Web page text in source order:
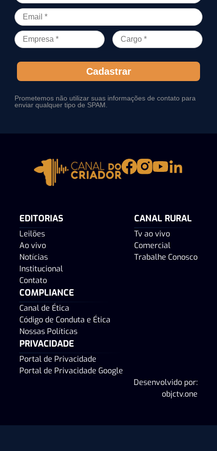
Cadastrar
Prometemos não utilizar suas informações de contato para
enviar qualquer tipo de SPAM.
EDITORIAS
Leilões
Ao vivo
Notícias
Institucional
Contato
CANAL RURAL
Tv ao vivo
Comercial
Trabalhe Conosco
COMPLIANCE
Canal de Ética
Código de Conduta e Ética
Nossas Políticas
PRIVACIDADE
Portal de Privacidade
Portal de Privacidade Google
Desenvolvido por:
objctv.one